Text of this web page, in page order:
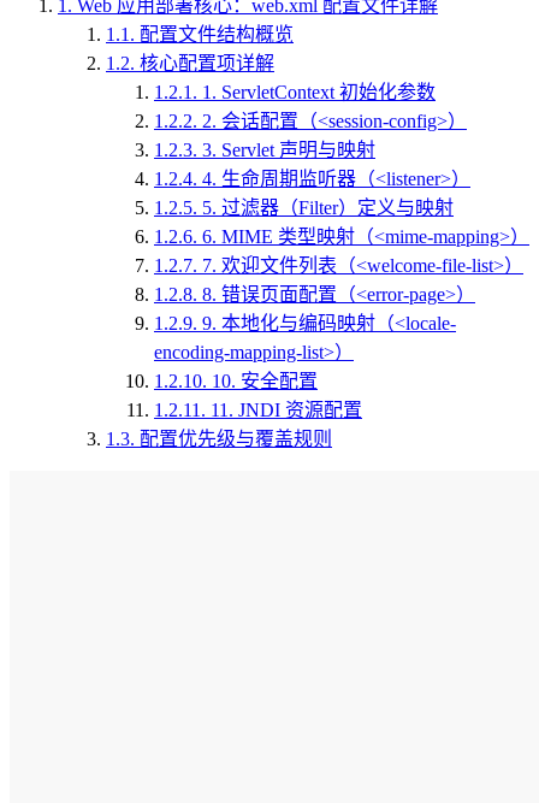
1. Web 应用部署核心：web.xml 配置文件详解
1.1. 配置文件结构概览
1.2. 核心配置项详解
1.2.1. 1. ServletContext 初始化参数
1.2.2. 2. 会话配置（<session-config>）
1.2.3. 3. Servlet 声明与映射
1.2.4. 4. 生命周期监听器（<listener>）
1.2.5. 5. 过滤器（Filter）定义与映射
1.2.6. 6. MIME 类型映射（<mime-mapping>）
1.2.7. 7. 欢迎文件列表（<welcome-file-list>）
1.2.8. 8. 错误页面配置（<error-page>）
1.2.9. 9. 本地化与编码映射（<locale-
encoding-mapping-list>）
1.2.10. 10. 安全配置
1.2.11. 11. JNDI 资源配置
1.3. 配置优先级与覆盖规则